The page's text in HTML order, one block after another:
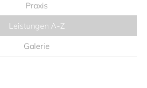
Praxis
Leistungen A-Z
Galerie